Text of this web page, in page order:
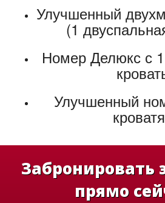
Улучшенный
(1
Номер Делюкс с
Улучшенный
Забронировать
прямо